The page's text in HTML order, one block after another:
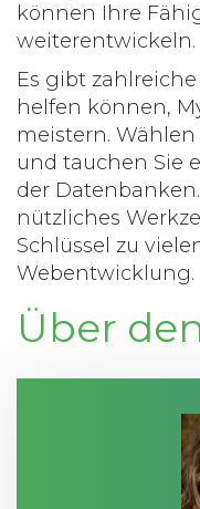
können Ihre
weiterentwickeln.
Es gibt
helfen können,
meistern. Wählen
und tauchen Sie
der
nützliches
Schlüssel zu
Webentwicklung.
Über